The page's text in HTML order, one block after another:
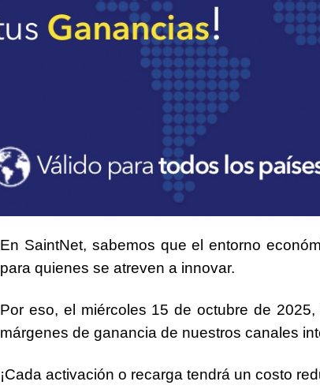
En SaintNet, sabemos que el entorno
para quienes se atreven a innovar.
Por eso, el miércoles 15 de octubre de 2025,
márgenes de ganancia de nuestros canales
¡Cada activación o recarga tendrá un costo